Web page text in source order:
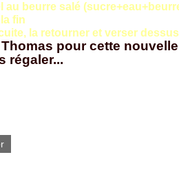
au beurre salé
fin
la retourner et verser
pour cette
régaler...